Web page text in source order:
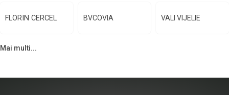
FLORIN CERCEL BVCOVIA VALI VIJELIE
Mai multi...